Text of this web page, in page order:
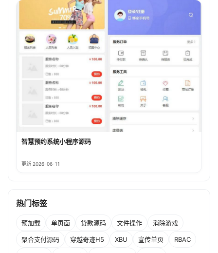
智慧预约系统小程序源码
更新 2026-06-11
热门标签
预加载 单页面 贷款源码 文件操作 消除游戏
聚合支付源码 穿越奇迹H5 XBU 宣传单页 RBAC